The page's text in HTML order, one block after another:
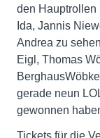
den Hauptrollen
Ida, Jannis
Andrea zu
Eigl, Thomas
gerade neun
gewonnen
Tickets für die